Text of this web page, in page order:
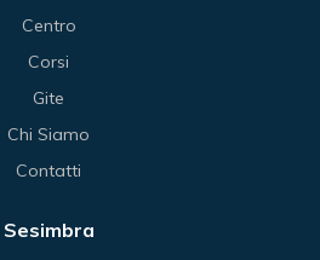
Centro
Corsi
Gite
Chi Siamo
Contatti
Sesimbra